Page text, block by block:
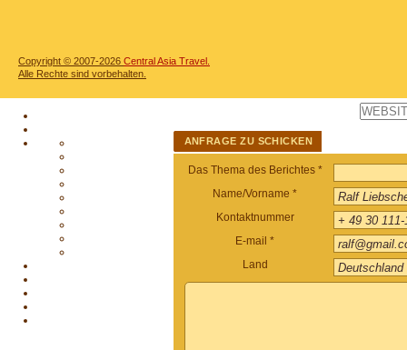
Copyright © 2007-2026 Central Asia Travel.
Alle Rechte sind vorbehalten.
ANFRAGE ZU SCHICKEN
Das Thema des Berichtes *
Name/Vorname *
Kontaktnummer
E-mail *
Land